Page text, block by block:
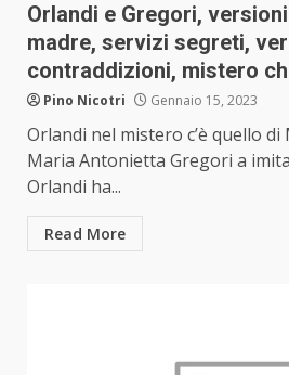
Orlandi e Gregori,
madre, servizi segreti,
contraddizioni, mistero
Pino Nicotri Gennaio 15, 2023
Orlandi nel mistero c’è quello
Maria Antonietta Gregori a
Orlandi ha...
Read More